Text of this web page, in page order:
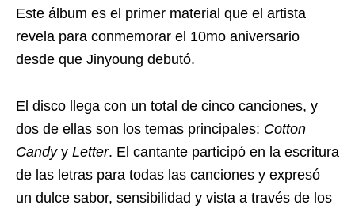
Este álbum es el primer material que el artista
revela para conmemorar el 10mo aniversario
desde que Jinyoung debutó.
El disco llega con un total de cinco canciones, y
dos de ellas son los temas principales: Cotton
Candyy Letter. El cantante participó en la escritura
de las letras para todas las canciones y expresó
un dulce sabor, sensibilidad y vista a través de los